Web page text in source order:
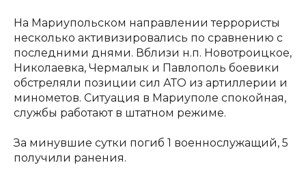
На Мариупольском направлении террористы
несколько активизировались по сравнению с
последними днями. Вблизи н.п. Новотроицкое,
Николаевка, Чермалык и Павлополь боевики
обстреляли позиции сил АТО из артиллерии и
минометов. Ситуация в Мариуполе спокойная,
службы работают в штатном режиме.
За минувшие сутки погиб 1 военнослужащий, 5
получили ранения.